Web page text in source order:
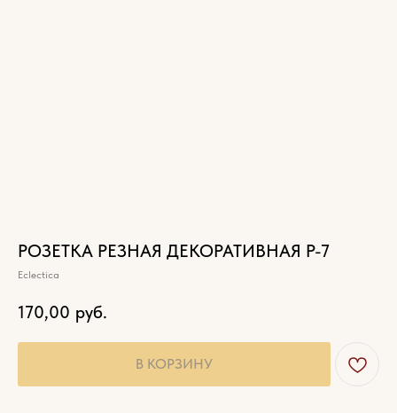
РОЗЕТКА РЕЗНАЯ ДЕКОРАТИВНАЯ Р-7
Eclectica
170,00 руб.
В КОРЗИНУ
Характеристики
древесины